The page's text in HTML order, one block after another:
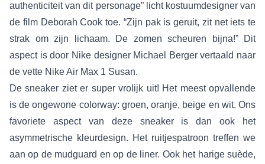
authenticiteit van dit personage” licht kostuumdesigner van
de film Deborah Cook toe. “Zijn pak is geruit, zit net iets te
strak om zijn lichaam. De zomen scheuren bijna!” Dit
aspect is door Nike designer Michael Berger vertaald naar
de vette Nike Air Max 1 Susan.
De sneaker ziet er super vrolijk uit! Het meest opvallende
is de ongewone colorway: groen, oranje, beige en wit. Ons
favoriete aspect van deze sneaker is dan ook het
asymmetrische kleurdesign. Het ruitjespatroon treffen we
aan op de mudguard en op de liner. Ook het harige suède,